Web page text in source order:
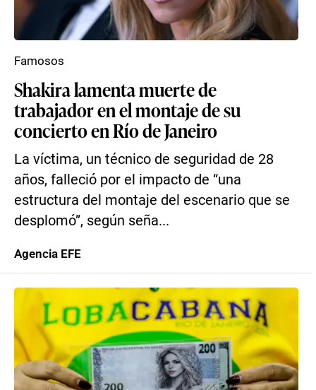
Shakira lamenta muerte de
trabajador en el montaje de su
concierto en Río de Janeiro
La víctima, un técnico de seguridad de 28
años, falleció por el impacto de “una
estructura del montaje del escenario que se
desplomó”, según seña...
Famosos
Agencia EFE